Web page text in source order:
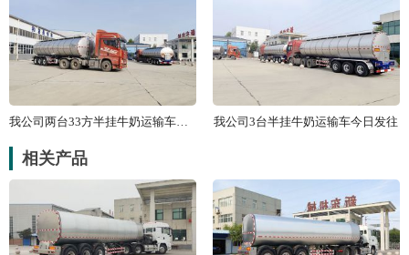
我公司3台半挂牛奶运输车今日发往
相关产品